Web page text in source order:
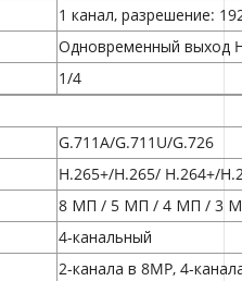
1 канал, разрешение:
Одновременный выход
1/4
G.711A/G.711U/G.726
H.265+/H.265/ H.264+/
8 МП / 5 МП / 4 МП / 3 МП /
4-канальный
2-канала в 8MP, 4-